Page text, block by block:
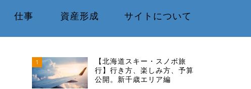
仕事 資産形成 サイトについて
1
【北海道スキー・スノボ旅
行】行き方、楽しみ方、予算
公開。新千歳エリア編